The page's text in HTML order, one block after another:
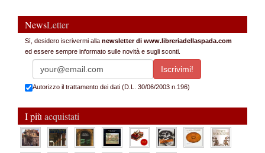
NewsLetter
Sì, desidero iscrivermi alla newsletter di www.libreriadellaspada.com
ed essere sempre informato sulle novità e sugli sconti.
Autorizzo il trattamento dei dati (D.L. 30/06/2003 n.196)
I più acquistati